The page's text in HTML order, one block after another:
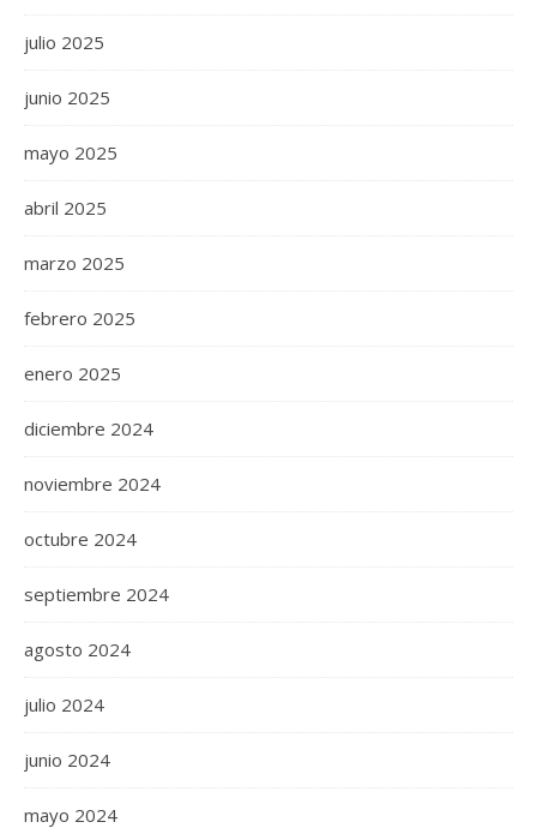
julio 2025
junio 2025
mayo 2025
abril 2025
marzo 2025
febrero 2025
enero 2025
diciembre 2024
noviembre 2024
octubre 2024
septiembre 2024
agosto 2024
julio 2024
junio 2024
mayo 2024